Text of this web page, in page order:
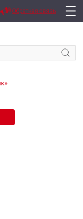
Обратная связь